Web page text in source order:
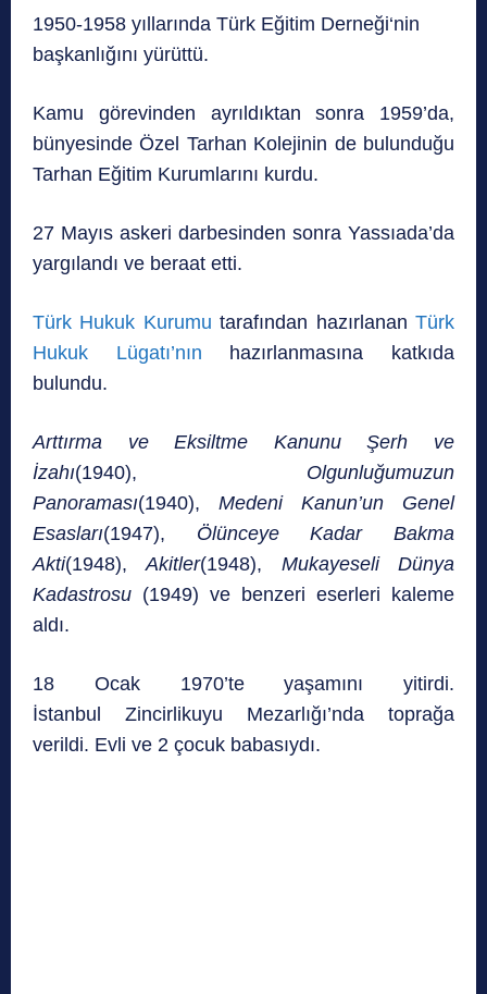
1950-1958 yıllarında Türk Eğitim Derneği‘nin
başkanlığını yürüttü.
Kamu görevinden ayrıl­dıktan sonra 1959’da,
bünyesinde Özel Tarhan Kolejinin de bulunduğu
Tarhan Eğitim Kurumlarını kurdu.
27 Mayıs askeri darbesinden sonra Yassıada’da
yargılandı ve beraat etti.
Türk Hukuk Kurumu tarafından hazırlananTürk
Hukuk Lügatı’nın hazırlanmasına katkıda
bulundu.
Arttırma ve Eksiltme Kanunu Şerh ve
İzahı(1940), Olgunluğumuzun
Panoraması(1940), Medeni Kanun’un Genel
Esasları(1947), Ölünceye Kadar Bakma
Akti(1948),Akitler(1948), Mukayeseli Dünya
Kadastrosu (1949) ve benzeri eserleri kaleme
aldı.
18 Ocak 1970’te yaşamını yitirdi.
İstanbul Zincirlikuyu Mezarlığı’nda toprağa
verildi. Evli ve 2 çocuk babasıydı.